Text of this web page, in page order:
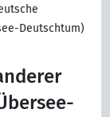
Deutschtum)